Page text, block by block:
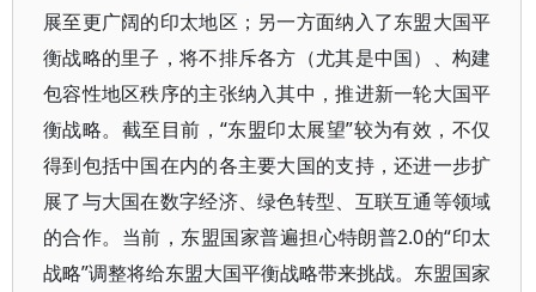
展至更广阔的印太地区；另一方面纳入了东盟大国平
衡战略的里子，将不排斥各方（尤其是中国）、构建
包容性地区秩序的主张纳入其中，推进新一轮大国平
衡战略。截至目前，“东盟印太展望”较为有效，不仅
得到包括中国在内的各主要大国的支持，还进一步扩
展了与大国在数字经济、绿色转型、互联互通等领域
的合作。当前，东盟国家普遍担心特朗普2.0的“印太
战略”调整将给东盟大国平衡战略带来挑战。东盟国家